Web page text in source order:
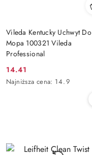
Vileda Kentucky Uchwyt Do
Mopa 100321 Vileda
Professional
Cena
promocyjna:
14.41
Najniższa
Najniższa cena: 14.9